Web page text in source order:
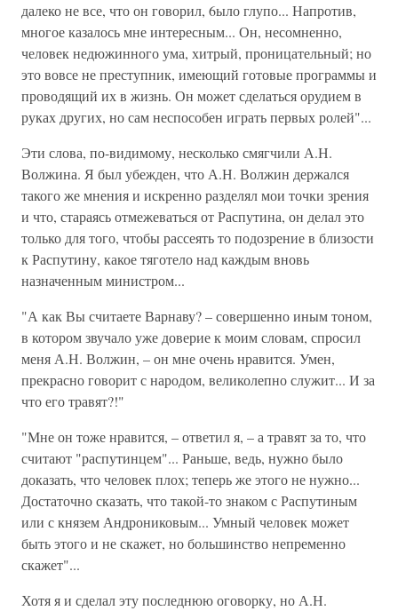
далеко не все, что он говорил, 6ыло глупо... Напротив,
многое казалось мне интересным... Он, несомненно,
человек недюжинного ума, хитрый, проницательный; но
это вовсе не преступник, имеющий готовые программы и
проводящий их в жизнь. Он может сделаться орудием в
руках других, но сам неспособен играть первых ролей"...
Эти слова, по-видимому, несколько смягчили А.Н.
Волжина. Я был убежден, что А.Н. Волжин держался
такого же мнения и искренно разделял мои точки зрения
и что, стараясь отмежеваться от Распутина, он делал это
только для того, чтобы рассеять то подозрение в близости
к Распутину, какое тяготело над каждым вновь
назначенным министром...
"А как Вы считаете Варнаву? – совершенно иным тоном,
в котором звучало уже доверие к моим словам, спросил
меня А.Н. Волжин, – он мне очень нравится. Умен,
прекрасно говорит с народом, великолепно служит... И за
что его травят?!"
"Мне он тоже нравится, – ответил я, – а травят за то, что
считают "распутинцем"... Раньше, ведь, нужно было
доказать, что человек плох; теперь же этого не нужно...
Достаточно сказать, что такой-то знаком с Распутиным
или с князем Андрониковым... Умный человек может
быть этого и не скажет, но большинство непременно
скажет"...
Хотя я и сделал эту последнюю оговорку, но А.Н.